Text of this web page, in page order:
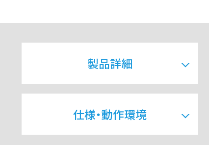
製品詳細
仕様・動作環境